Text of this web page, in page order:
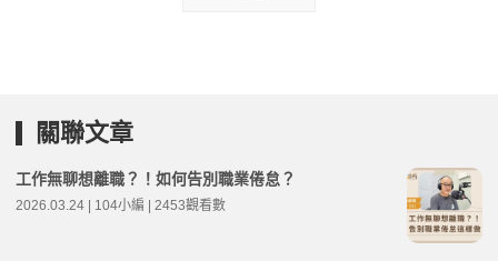
關聯文章
工作無聊想離職？！如何告別職業倦怠？
2026.03.24 | 104小編 | 2453觀看數